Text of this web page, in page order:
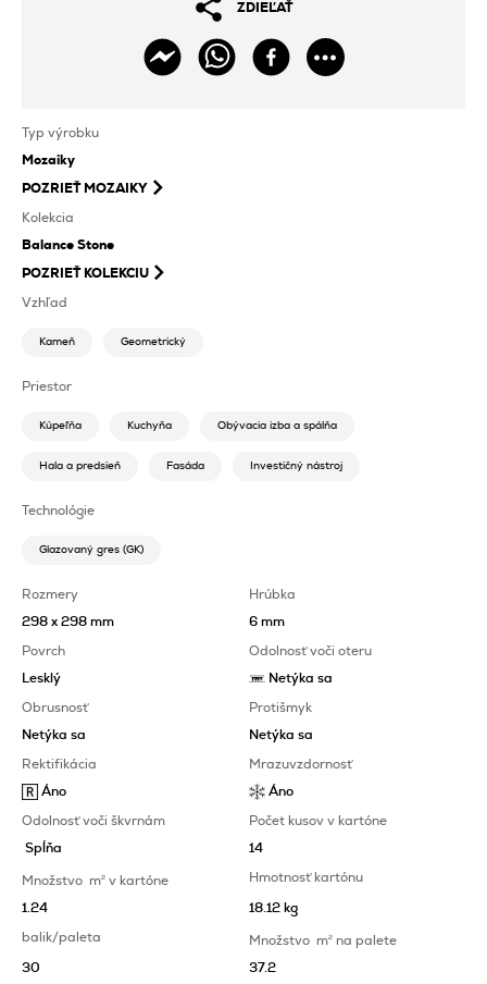
ZDIEĽAŤ
Typ výrobku
Mozaiky
POZRIEŤMOZAIKY
Kolekcia
Balance Stone
POZRIEŤ KOLEKCIU
Vzhľad
Kameň Geometrický
Priestor
Kúpeľňa Kuchyňa Obývacia izba a spálňa
Hala a predsieň Fasáda Investičný nástroj
Technológie
Glazovaný gres (GK)
Rozmery
298 x 298 mm
Hrúbka
6 mm
Povrch
Lesklý
Odolnosť voči oteru
Netýka sa
Obrusnosť
Netýka sa
Protišmyk
Netýka sa
Rektifikácia
Áno
Mrazuvzdornosť
Áno
Odolnosť voči škvrnám
Spĺňa
Počet kusov v kartóne
14
Množstvo m2 v kartóne
1.24
Hmotnosť kartónu
18.12 kg
balik/paleta
30
Množstvom2 na palete
37.2